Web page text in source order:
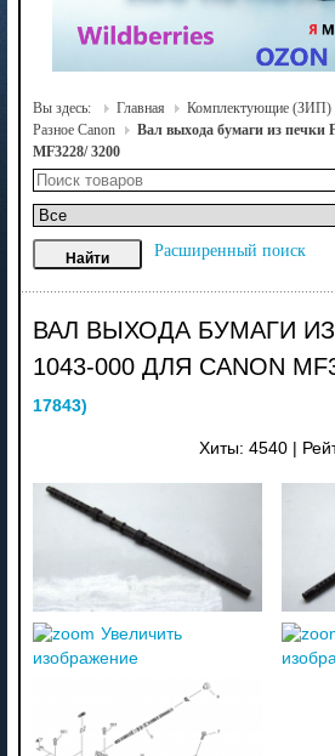
Вы здесь: Главная Комплектующие (ЗИП)
Разное Canon
Вал выхода бумаги из печки
MF3228/ 3200
Расширенный поиск
ВАЛ ВЫХОДА БУМАГИ ИЗ
1043-000 ДЛЯ CANON
17843)
Хиты: 4540
Увеличить
изображение